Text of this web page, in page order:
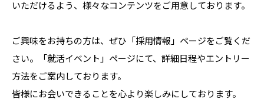
いただけるよう、様々なコンテンツをご用意しております。
ご興味をお持ちの方は、ぜひ「採用情報」ページをご覧くだ
さい。「就活イベント」ページにて、詳細日程やエントリー
方法をご案内しております。
皆様にお会いできることを心より楽しみにしております。